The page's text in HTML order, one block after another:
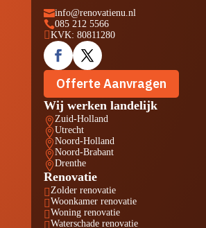
info@renovatienu.nl
085 212 5566
 KVK: 80811280
Offerte Aanvragen
Wij werken landelijk
Zuid-Holland
Utrecht
Noord-Holland
Noord-Brabant
Drenthe
Renovatie
 Zolder renovatie
 Woonkamer renovatie
 Woning renovatie
 Waterschade renovatie